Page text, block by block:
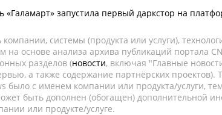
«Галамарт» запустила первый даркстор на
системы (продукта или услуги),
на основе анализа архива публикаций портала
разделов (новости, включая "Главные
а также содержание партнёрских проектов).
было с именем компании или продукта/услуги,
быть дополнен (обогащен) дополнительной
или продукте/услуге.